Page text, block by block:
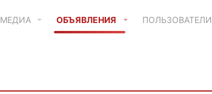
МЕДИА ОБЪЯВЛЕНИЯ ПОЛЬЗОВАТЕЛИ